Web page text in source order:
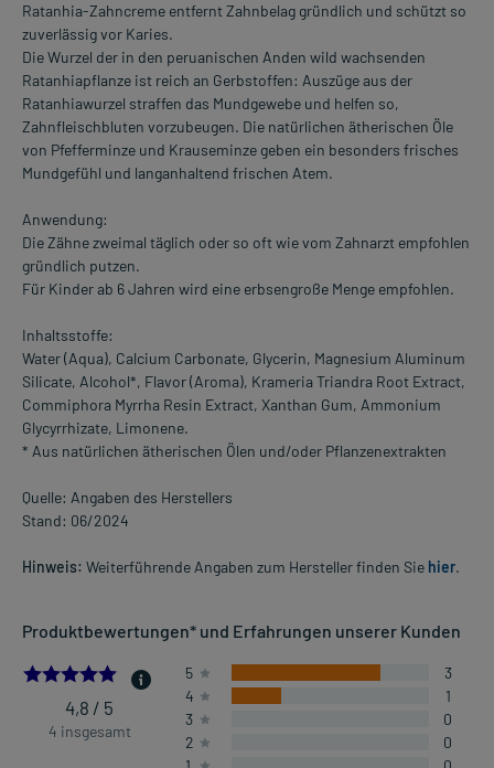
Ratanhia-Zahncreme entfernt Zahnbelag gründlich und schützt so
zuverlässig vor Karies.
Die Wurzel der in den peruanischen Anden wild wachsenden
Ratanhiapflanze ist reich an Gerbstoffen: Auszüge aus der
Ratanhiawurzel straffen das Mundgewebe und helfen so,
Zahnfleischbluten vorzubeugen. Die natürlichen ätherischen Öle
von Pfefferminze und Krauseminze geben ein besonders frisches
Mundgefühl und langanhaltend frischen Atem.
Anwendung:
Die Zähne zweimal täglich oder so oft wie vom Zahnarzt empfohlen
gründlich putzen.
Für Kinder ab 6 Jahren wird eine erbsengroße Menge empfohlen.
Inhaltsstoffe:
Water (Aqua), Calcium Carbonate, Glycerin, Magnesium Aluminum
Silicate, Alcohol*, Flavor (Aroma), Krameria Triandra Root Extract,
Commiphora Myrrha Resin Extract, Xanthan Gum, Ammonium
Glycyrrhizate, Limonene.
* Aus natürlichen ätherischen Ölen und/oder Pflanzenextrakten
Quelle: Angaben des Herstellers
Stand: 06/2024
Hinweis: Weiterführende Angaben zum Hersteller finden Sie hier.
Produktbewertungen* und Erfahrungen unserer Kunden
4.75
4,8 / 5
4 insgesamt
5
3
4
1
3
0
2
0